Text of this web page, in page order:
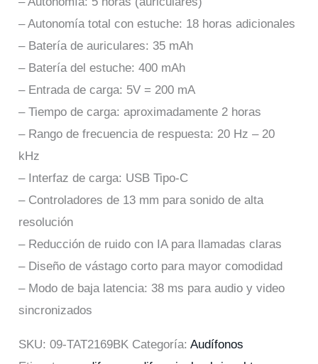
– Autonomía total con estuche: 18 horas adicionales
– Batería de auriculares: 35 mAh
– Batería del estuche: 400 mAh
– Entrada de carga: 5V = 200 mA
– Tiempo de carga: aproximadamente 2 horas
– Rango de frecuencia de respuesta: 20 Hz – 20
kHz
– Interfaz de carga: USB Tipo-C
– Controladores de 13 mm para sonido de alta
resolución
– Reducción de ruido con IA para llamadas claras
– Diseño de vástago corto para mayor comodidad
– Modo de baja latencia: 38 ms para audio y video
sincronizados
SKU:09-TAT2169BK Categoría:Audífonos